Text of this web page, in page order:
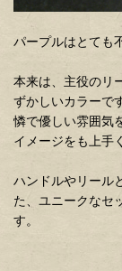
パープルはとても
本来は、主役のリ
ずかしいカラーで
憐で優しい雰囲気
イメージをも上手
ハンドルやリール
た、ユニークなセ
す。